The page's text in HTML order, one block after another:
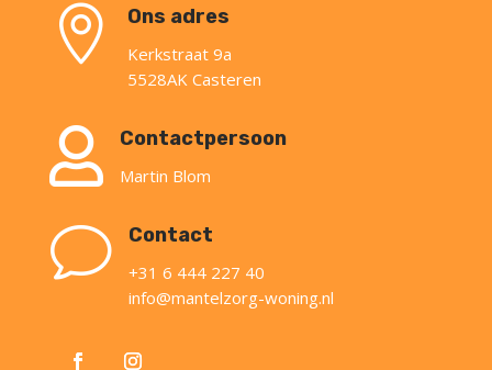
 Ons adres
Kerkstraat 9a
5528AK Casteren
 Contactpersoon
Martin Blom
v Contact
+31 6 444 227 40
info@mantelzorg-woning.nl